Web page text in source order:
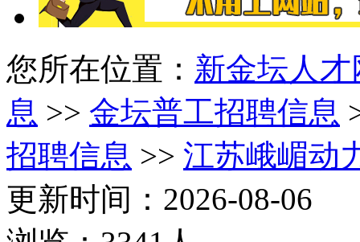
您所在位置： 新金坛人才
息 >> 金坛普工招聘信息
招聘信息 >> 江苏峨嵋动
更新时间：2026-08-06